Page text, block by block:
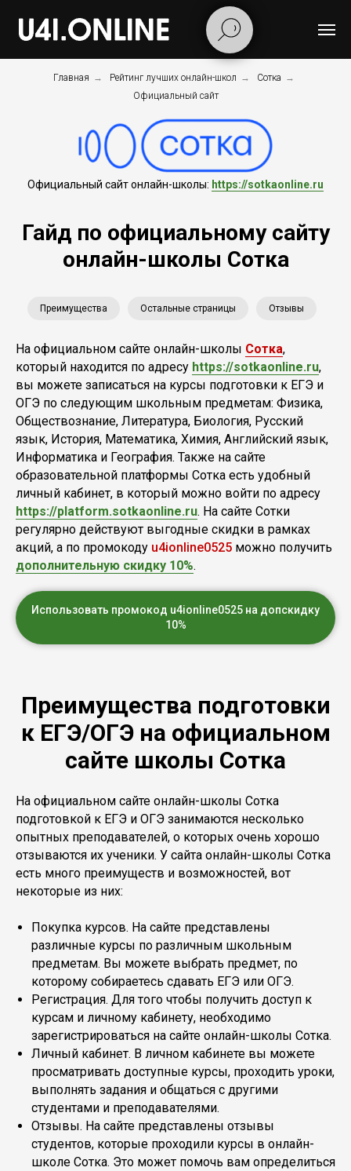
Главная → Рейтинг лучших онлайн-школ → Сотка →
Официальный сайт
Официальный сайт онлайн-школы: https://sotkaonline.ru
Гайд по официальному сайту
онлайн-школы Сотка
Преимущества Остальные страницы Отзывы
На официальном сайте онлайн-школы Сотка,
который находится по адресу https://sotkaonline.ru,
вы можете записаться на курсы подготовки к ЕГЭ и
ОГЭ по следующим школьным предметам: Физика,
Обществознание, Литература, Биология, Русский
язык, История, Математика, Химия, Английский язык,
Информатика и География. Также на сайте
образовательной платформы Сотка есть удобный
личный кабинет, в который можно войти по адресу
https://platform.sotkaonline.ru. На сайте Сотки
регулярно действуют выгодные скидки в рамках
акций, а по промокоду u4ionline0525 можно получить
дополнительную скидку 10%.
Использовать промокод u4ionline0525 на допскидку
10%
Преимущества подготовки
к ЕГЭ/ОГЭ на официальном
сайте школы Сотка
На официальном сайте онлайн-школы Сотка
подготовкой к ЕГЭ и ОГЭ занимаются несколько
опытных преподавателей, о которых очень хорошо
отзываются их ученики. У сайта онлайн-школы Сотка
есть много преимуществ и возможностей, вот
некоторые из них:
Покупка курсов. На сайте представлены
различные курсы по различным школьным
предметам. Вы можете выбрать предмет, по
которому собираетесь сдавать ЕГЭ или ОГЭ.
Регистрация. Для того чтобы получить доступ к
курсам и личному кабинету, необходимо
зарегистрироваться на сайте онлайн-школы Сотка.
Личный кабинет. В личном кабинете вы можете
просматривать доступные курсы, проходить уроки,
выполнять задания и общаться с другими
студентами и преподавателями.
Отзывы. На сайте представлены отзывы
студентов, которые проходили курсы в онлайн-
школе Сотка. Это может помочь вам определиться